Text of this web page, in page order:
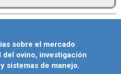
sobre el mercado
ovino, investigación
sistemas de manejo.